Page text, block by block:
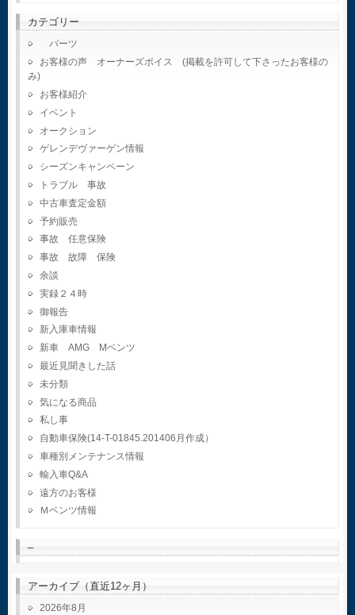
カテゴリー
パーツ
お客様の声 オーナーズボイス (掲載を許可して下さったお客様の
み)
お客様紹介
イベント
オークション
ゲレンデヴァーゲン情報
シーズンキャンペーン
トラブル 事故
中古車査定金額
予約販売
事故 任意保険
事故 故障 保険
余談
実録２４時
御報告
新入庫車情報
新車 AMG Mベンツ
最近見聞きした話
未分類
気になる商品
私し事
自動車保険(14-T-01845.201406月作成）
車種別メンテナンス情報
輸入車Q&A
遠方のお客様
Ｍベンツ情報
–
アーカイブ（直近12ヶ月）
2026年8月